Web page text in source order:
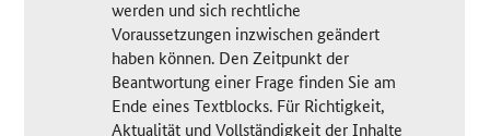
werden und sich rechtliche
Voraussetzungen inzwischen geändert
haben können. Den Zeitpunkt der
Beantwortung einer Frage finden Sie am
Ende eines Textblocks. Für Richtigkeit,
Aktualität und Vollständigkeit der Inhalte